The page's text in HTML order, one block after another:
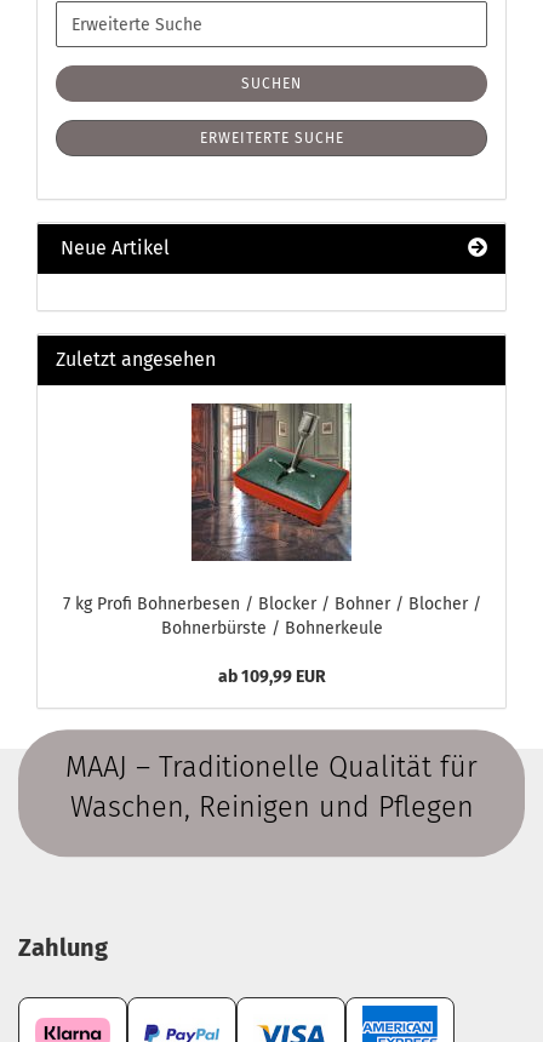
Erweiterte
Suche
SUCHEN
ERWEITERTE SUCHE
Neue Artikel
Zuletzt angesehen
7 kg Profi Bohnerbesen / Blocker / Bohner / Blocher /
Bohnerbürste / Bohnerkeule
ab 109,99 EUR
MAAJ – Traditionelle Qualität für
Waschen, Reinigen und Pflegen
Zahlung